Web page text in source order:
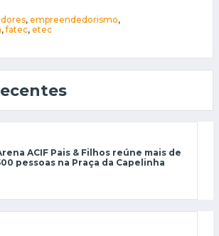
,empreendedorismo,
,fatec, etec
ACIF Pais & Filhos reúne mais de
pessoas na Praça da Capelinha